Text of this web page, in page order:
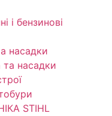
і бензинові
насадки
насадки
STIHL